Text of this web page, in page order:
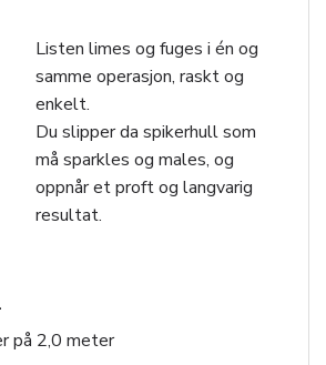
Listen limes og fuges i én og
samme operasjon, raskt og
enkelt.
Du slipper da spikerhull som
må sparkles og males, og
oppnår et proft og langvarig
resultat.
på 2,0 meter